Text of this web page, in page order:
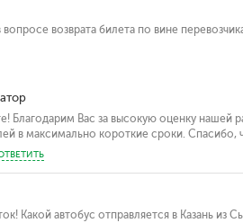
возврата билета по вине
Благодарим Вас за высокую оценку
в максимально короткие сроки. Спасибо,
Какой автобус отправляется в Казань из